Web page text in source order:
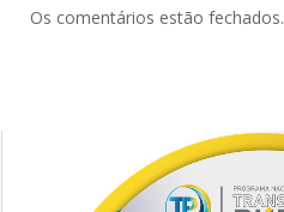
Os comentários estão fechados.